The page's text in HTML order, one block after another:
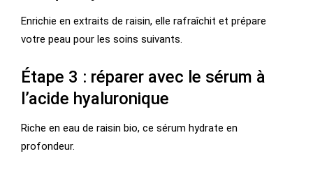
Enrichie en extraits de raisin, elle rafraîchit et prépare
votre peau pour les soins suivants.
Étape 3 : réparer avec le sérum à
l’acide hyaluronique
Riche en eau de raisin bio, ce sérum hydrate en
profondeur.